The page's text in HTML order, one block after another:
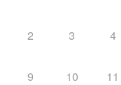
2 3 4
9 10 11